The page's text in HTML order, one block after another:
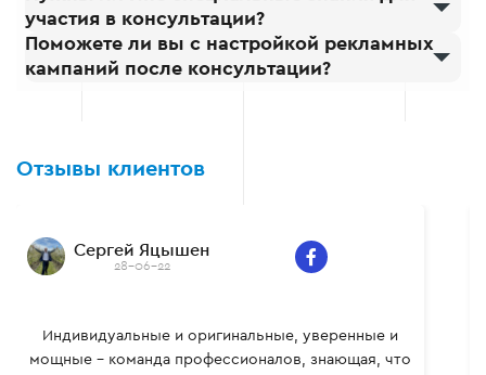
участия в консультации?
Поможете ли вы с настройкой рекламных
кампаний после консультации?
Отзывы клиентов
Сергей Яцышен
28-06-22
Индивидуальные и оригинальные, уверенные и
мощные – команда профессионалов, знающая, что